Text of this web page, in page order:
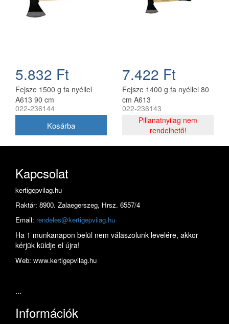
5.832 Ft
Fejsze 1500 g fa nyéllel
A613 90 cm
022-236144
7.422 Ft
Fejsze 1400 g fa nyéllel 80
cm A613
022-236143
Pillanatnyilag nem
rendelhető!
Kapcsolat
kertigepvilag.hu
Raktár: 8900. Zalaegerszeg, Hrsz. 6557/4
Email: rendeles@kertigepvilag.hu
Ha 1 munkanapon belül nem válaszolunk levelére, akkor
kérjük küldje el újra!
Web: www.kertigepvilag.hu
...
Információk